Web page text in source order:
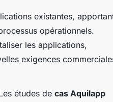
existantes,
opérationnels.
les applications,
exigences
études de cas Aquilapp